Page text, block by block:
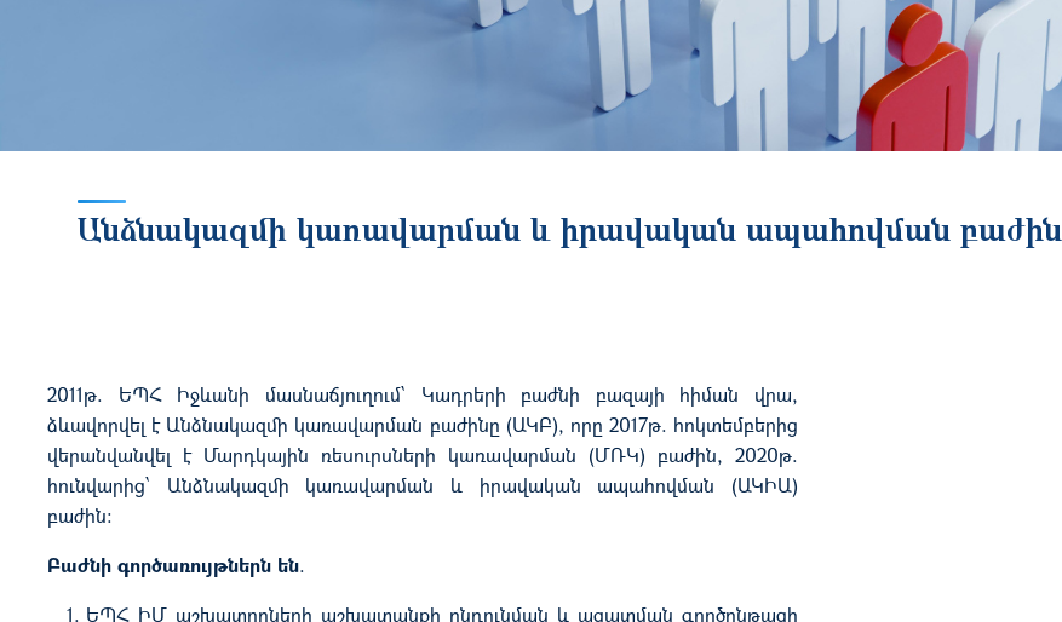
Անձնակազմի կառավարման և իրավական ապահովման բաժին
2011թ. ԵՊՀ Իջևանի մասնաճյուղում՝ Կադրերի բաժնի բազայի հիման վրա,
ձևավորվել է Անձնակազմի կառավարման բաժինը (ԱԿԲ), որը 2017թ. հոկտեմբերից
վերանվանվել է Մարդկային ռեսուրսների կառավարման (ՄՌԿ) բաժին, 2020թ.
հունվարից՝ Անձնակազմի կառավարման և իրավական ապահովման (ԱԿԻԱ)
բաժին:
Բաժնի գործառույթներն են.
ԵՊՀ ԻՄ աշխատողների աշխատանքի ընդունման և ազատման գործընթացի